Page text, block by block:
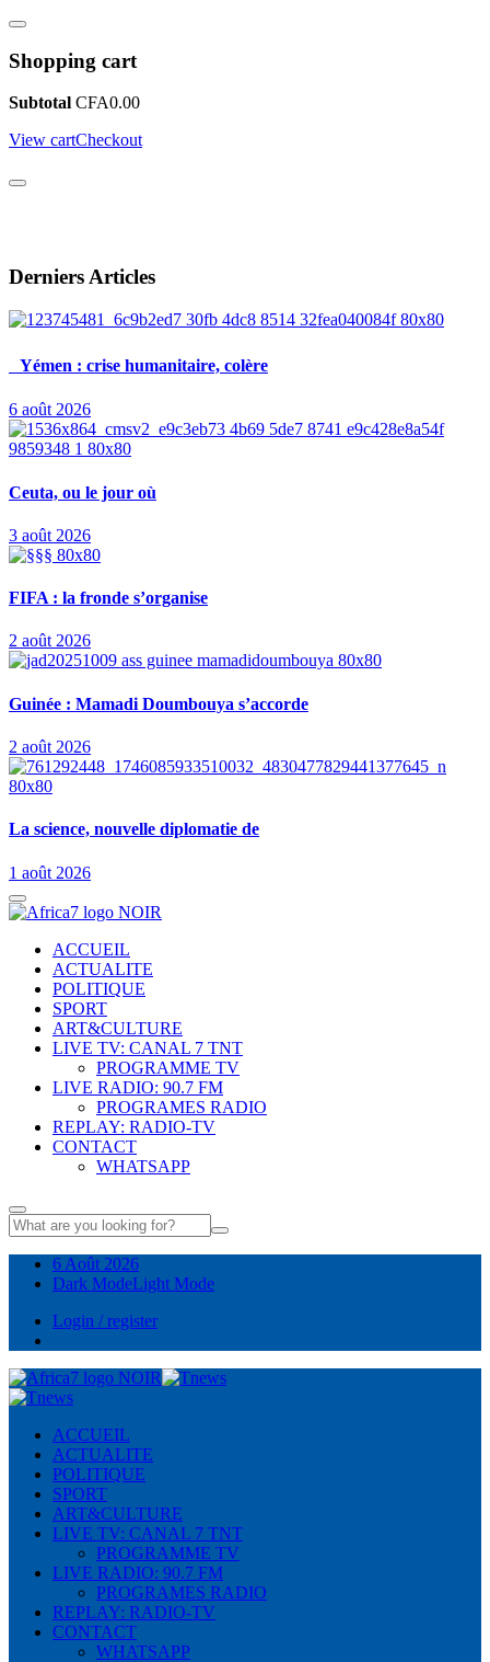
Shopping cart
Subtotal CFA0.00
View cartCheckout
Derniers Articles
Yémen : crise humanitaire, colère
6 août 2026
Ceuta, ou le jour où
3 août 2026
FIFA : la fronde s’organise
2 août 2026
Guinée : Mamadi Doumbouya s’accorde
2 août 2026
La science, nouvelle diplomatie de
1 août 2026
ACCUEIL
ACTUALITE
POLITIQUE
SPORT
ART&CULTURE
LIVE TV: CANAL 7 TNT
PROGRAMME TV
LIVE RADIO: 90.7 FM
PROGRAMES RADIO
REPLAY: RADIO-TV
CONTACT
WHATSAPP
6 Août 2026
Dark ModeLight Mode
Login / register
ACCUEIL
ACTUALITE
POLITIQUE
SPORT
ART&CULTURE
LIVE TV: CANAL 7 TNT
PROGRAMME TV
LIVE RADIO: 90.7 FM
PROGRAMES RADIO
REPLAY: RADIO-TV
CONTACT
WHATSAPP